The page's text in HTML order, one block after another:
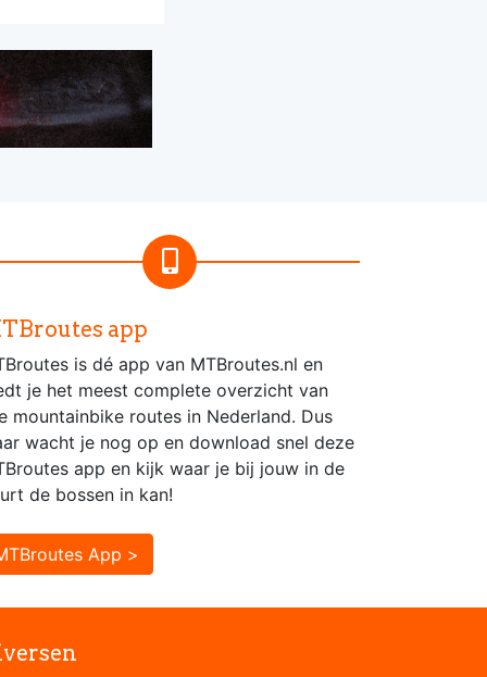
app
is dé app van MTBroutes.nl en
je het meest complete overzicht van
mountainbike routes in Nederland. Dus
wacht je nog op en download snel deze
app en kijk waar je bij jouw in de
de bossen in kan!
App >